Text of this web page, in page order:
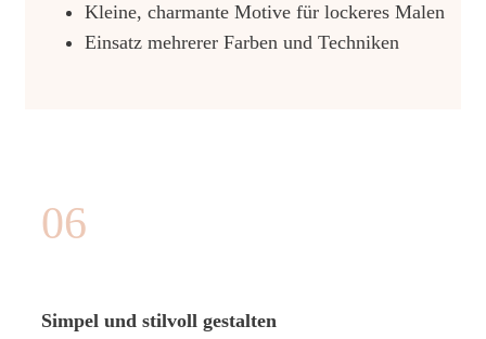
Kleine, charmante Motive für lockeres Malen
Einsatz mehrerer Farben und Techniken
06
Simpel und stilvoll gestalten